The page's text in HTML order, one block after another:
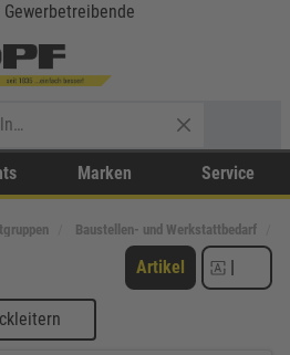
Marken Service
Baustellen- und Werkstattbedarf
Artikel |